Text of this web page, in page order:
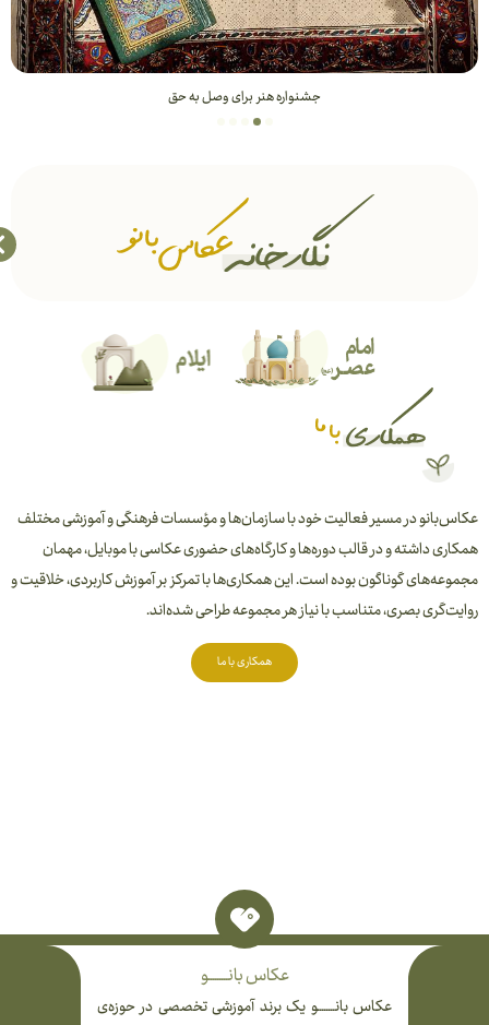
جشنواره هنر برای وصل به حق
عکاس‌بانو در مسیر فعالیت خود با سازمان‌ها و مؤسسات فرهنگی و آموزشی مختلف
همکاری داشته و در قالب دوره‌ها و کارگاه‌های حضوری عکاسی با موبایل، مهمان
مجموعه‌های گوناگون بوده است. این همکاری‌ها با تمرکز بر آموزش کاربردی، خلاقیت و
روایت‌گری بصری، متناسب با نیاز هر مجموعه طراحی شده‌اند.
همکاری با ما
عکاس بانـــــــــو
عکاس بانــــــــو یک برند آموزشی تخصصی در حوزه‌ی